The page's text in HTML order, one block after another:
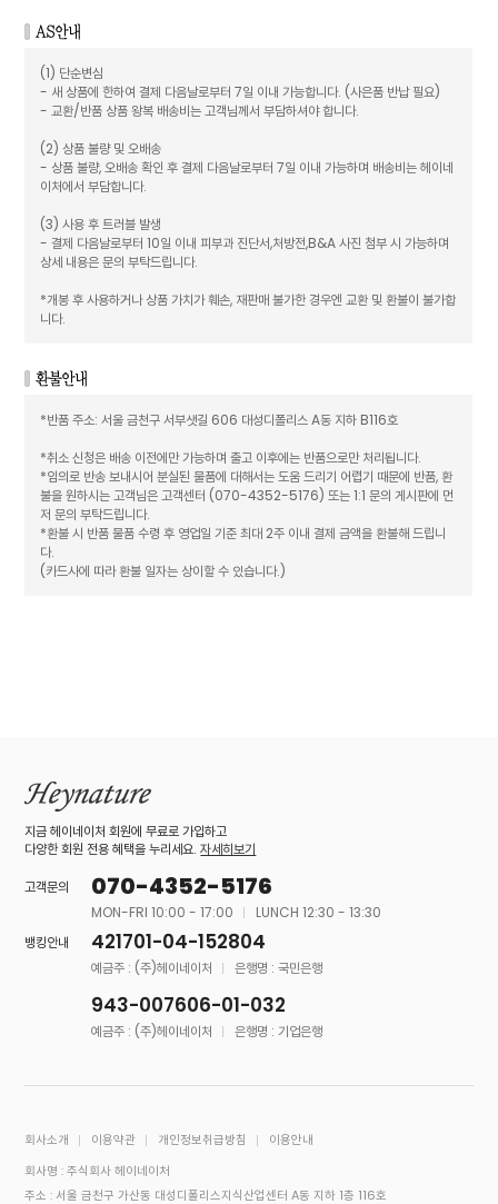
(1) 단순변심
- 새 상품에 한하여 결제 다음날로부터 7일 이내 가능합니다. (사은품 반납 필요)
- 교환/반품 상품 왕복 배송비는 고객님께서 부담하셔야 합니다.
(2) 상품 불량 및 오배송
- 상품 불량, 오배송 확인 후 결제 다음날로부터 7일 이내 가능하며 배송비는 헤이네
이처에서 부담합니다.
(3) 사용 후 트러블 발생
- 결제 다음날로부터 10일 이내 피부과 진단서,처방전,B&A 사진 첨부 시 가능하며
상세 내용은 문의 부탁드립니다.
*개봉 후 사용하거나 상품 가치가 훼손, 재판매 불가한 경우엔 교환 및 환불이 불가합
니다.
*반품 주소: 서울 금천구 서부샛길 606 대성디폴리스 A동 지하 B116호
*취소 신청은 배송 이전에만 가능하며 출고 이후에는 반품으로만 처리됩니다.
*임의로 반송 보내시어 분실된 물품에 대해서는 도움 드리기 어렵기 때문에 반품, 환
불을 원하시는 고객님은 고객센터 (070-4352-5176) 또는 1:1 문의 게시판에 먼
저 문의 부탁드립니다.
*환불 시 반품 물품 수령 후 영업일 기준 최대 2주 이내 결제 금액을 환불해 드립니
다.
(카드사에 따라 환불 일자는 상이할 수 있습니다.)
지금 헤이네이처 회원에 무료로 가입하고
다양한 회원 전용 혜택을 누리세요.자세히보기
고객문의
070-4352-5176
MON-FRI 10:00 - 17:00
LUNCH 12:30 - 13:30
뱅킹안내
421701-04-152804
예금주 : (주)헤이네이처 은행명 : 국민은행
943-007606-01-032
예금주 : (주)헤이네이처 은행명 : 기업은행
회사소개 이용약관 개인정보취급방침
이용안내
회사명 : 주식회사 헤이네이처
주소 : 서울 금천구 가산동 대성디폴리스지식산업센터 A동 지하 1층 116호